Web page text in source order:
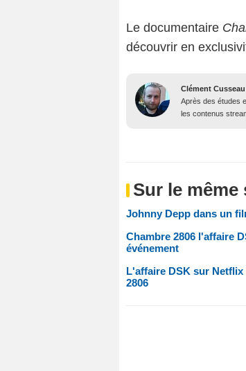
Le documentaire
découvrir en
Clément Cusseau
Après des études
les contenus
Sur le même
Johnny Depp dans un
Chambre 2806 l'affaire
événement
L'affaire DSK sur
2806